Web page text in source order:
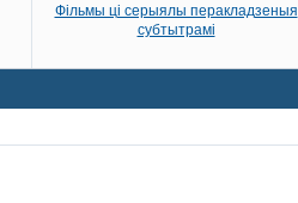
Фільмы ці серыялы перакладзеныя
субтытрамі